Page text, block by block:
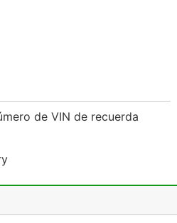
de VIN de recuerda